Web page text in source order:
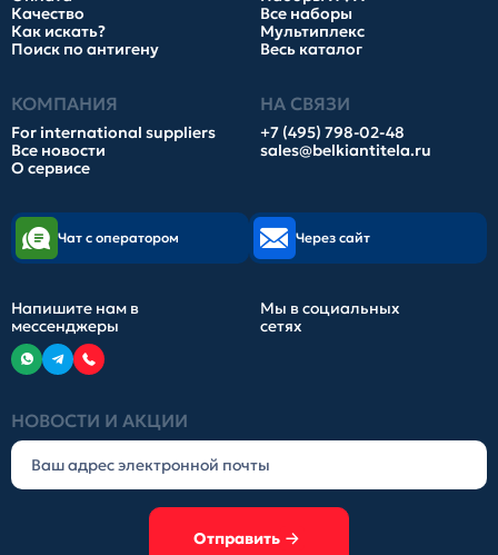
Качество
Как искать?
Поиск по антигену
Все наборы
Мультиплекс
Весь каталог
КОМПАНИЯ
For international suppliers
Все новости
О сервисе
НА СВЯЗИ
+7 (495) 798-02-48
sales@belkiantitela.ru
НОВОСТИ И АКЦИИ
Отправить
Чат с оператором Через сайт
Напишите нам в
мессенджеры
Мы в социальных
сетях